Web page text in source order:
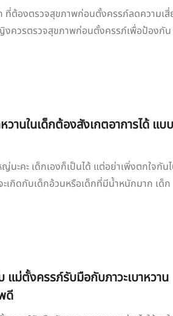
ที่ต้องตรวจสุขภาพก่อนตั้งครรภ์ลดความเสี่
ควรตรวจสุขภาพก่อนตั้งครรภ์เพื่อป้องกัน
หวานในเด็กต้องสังเกตอาการได้ แบบ
นะคะ เด็กเองก็เป็นได้ แต่อย่าเพิ่งตกใจกัน
ะเกิดกับเด็กอ้วนหรือเด็กที่มีน้ำหนักมาก เด็ก
แม่ตั้งครรภ์รับมือกับภาวะเบาหวาน
ดี